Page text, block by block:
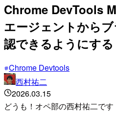
Chrome DevTools
エージェントから
認できるようにする
Chrome Devtools
西村祐二
2026.03.15
どうも！オペ部の西村祐二です